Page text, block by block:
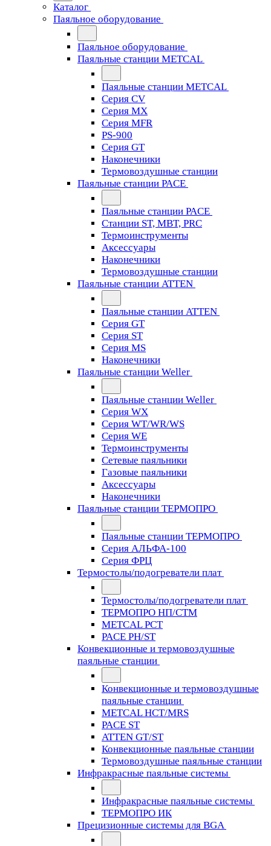
Каталог
Паяльное оборудование
Паяльное оборудование
Паяльные станции METCAL
Паяльные станции METCAL
Серия CV
Серия MX
Серия MFR
PS-900
Серия GT
Наконечники
Термовоздушные станции
Паяльные станции PACE
Паяльные станции PACE
Станции ST, MBT, PRC
Термоинструменты
Аксессуары
Наконечники
Термовоздушные станции
Паяльные станции ATTEN
Паяльные станции ATTEN
Серия GT
Серия ST
Серия MS
Наконечники
Паяльные станции Weller
Паяльные станции Weller
Серия WX
Серия WT/WR/WS
Серия WE
Термоинструменты
Сетевые паяльники
Газовые паяльники
Аксессуары
Наконечники
Паяльные станции ТЕРМОПРО
Паяльные станции ТЕРМОПРО
Серия АЛЬФА-100
Серия ФРЦ
Термостолы/подогреватели плат
Термостолы/подогреватели плат
ТЕРМОПРО НП/СТМ
METCAL PCT
PACE PH/ST
Конвекционные и термовоздушные
паяльные станции
Конвекционные и термовоздушные
паяльные станции
METCAL HCT/MRS
PACE ST
ATTEN GT/ST
Конвекционные паяльные станции
Термовоздушные паяльные станции
Инфракрасные паяльные системы
Инфракрасные паяльные системы
ТЕРМОПРО ИК
Прецизионные системы для BGA